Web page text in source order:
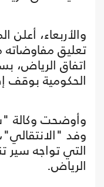
والأربعاء، أعلن
تعليق مفاوضاته
اتفاق الرياض،
الحكومية بوقف
وأوضحت وكالة
وفد
التي تواجه سير
الرياض.